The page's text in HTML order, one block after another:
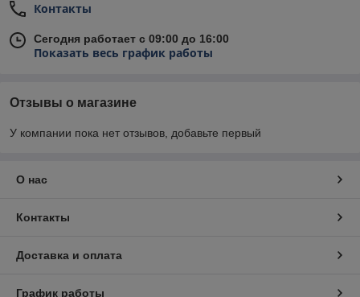
Контакты
Сегодня работает с 09:00 до 16:00
Показать весь график работы
Отзывы о магазине
У компании пока нет отзывов, добавьте первый
О нас
Контакты
Доставка и оплата
График работы